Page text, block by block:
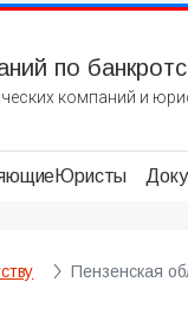
по
компаний и
Юристы
Пензенская